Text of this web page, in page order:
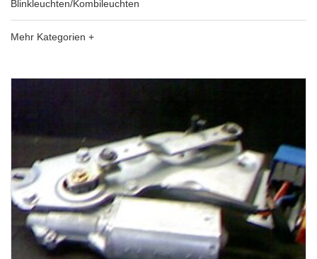
Blinkleuchten/Kombileuchten
Mehr Kategorien +